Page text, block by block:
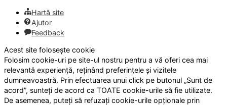
Hartă site
Ajutor
Feedback
Acest site folosește cookie
Folosim cookie-uri pe site-ul nostru pentru a vă oferi cea mai
relevantă experiență, reținând preferințele și vizitele
dumneavoastră. Prin efectuarea unui click pe butonul „Sunt de
acord”, sunteți de acord ca TOATE cookie-urile să fie utilizate.
De asemenea, puteți să refuzați cookie-urile opționale prin